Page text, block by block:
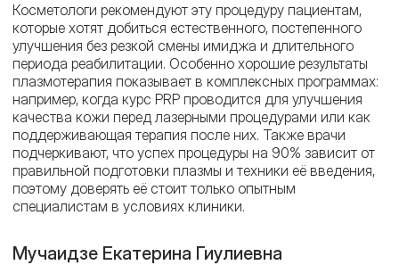
Косметологи рекомендуют эту процедуру пациентам,
которые хотят добиться естественного, постепенного
улучшения без резкой смены имиджа и длительного
периода реабилитации. Особенно хорошие результаты
плазмотерапия показывает в комплексных программах:
например, когда курс PRP проводится для улучшения
качества кожи перед лазерными процедурами или как
поддерживающая терапия после них. Также врачи
подчеркивают, что успех процедуры на 90% зависит от
правильной подготовки плазмы и техники её введения,
поэтому доверять её стоит только опытным
специалистам в условиях клиники.
Мучаидзе Екатерина Гиулиевна